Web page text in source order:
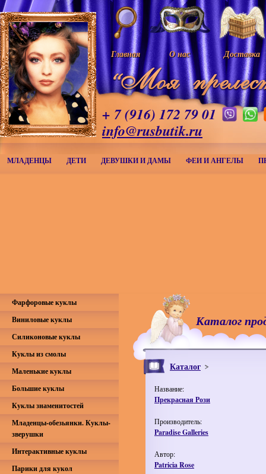
Главная О нас Доставка
+ 7 (916) 172 79 01
info@rusbutik.ru
МЛАДЕНЦЫ ДЕТИ ДЕВУШКИ И ДАМЫ ФЕИ И АНГЕЛЫ
Каталог
Каталог
Название:
Прекрасная Рози
Производитель:
Paradise Galleries
Автор:
Patricia Rose
Фарфоровые куклы
Виниловые куклы
Силиконовые куклы
Куклы из смолы
Маленькие куклы
Большие куклы
Куклы знаменитостей
Младенцы-обезьянки. Куклы-
зверушки
Интерактивные куклы
Парики для кукол